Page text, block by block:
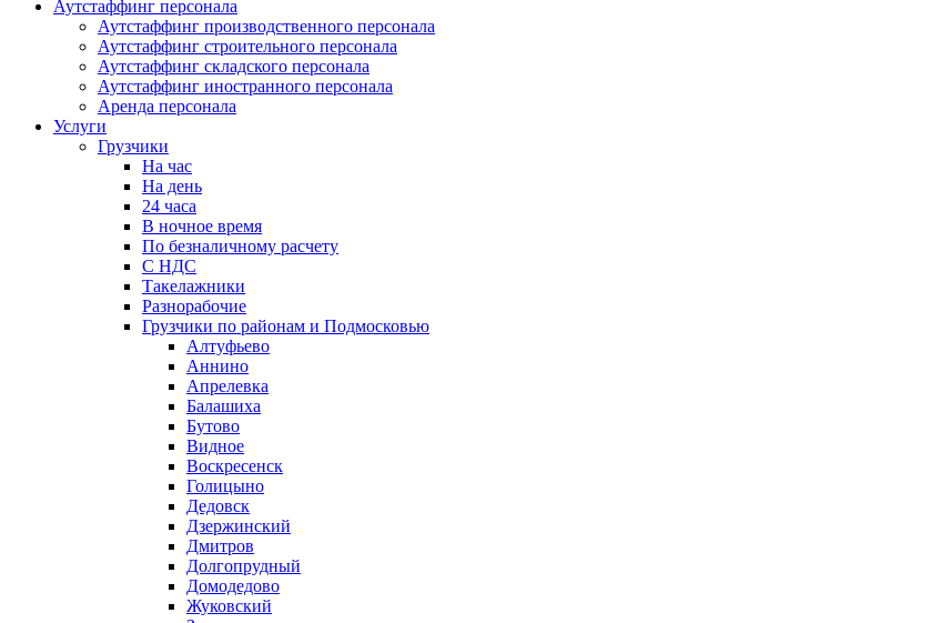
Аутстаффинг персонала
Аутстаффинг производственного персонала
Аутстаффинг строительного персонала
Аутстаффинг складского персонала
Аутстаффинг иностранного персонала
Аренда персонала
Услуги
Грузчики
На час
На день
24 часа
В ночное время
По безналичному расчету
С НДС
Такелажники
Разнорабочие
Грузчики по районам и Подмосковью
Алтуфьево
Аннино
Апрелевка
Балашиха
Бутово
Видное
Воскресенск
Голицыно
Дедовск
Дзержинский
Дмитров
Долгопрудный
Домодедово
Жуковский